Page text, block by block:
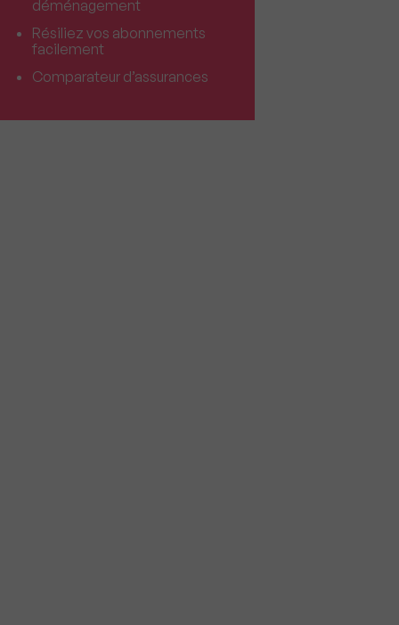
déménagement
Résiliez vos abonnements
facilement
Comparateur d’assurances